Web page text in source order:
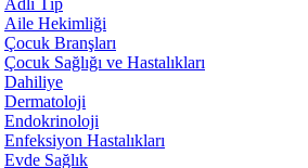
Aile Hekimliği
Çocuk Branşları
Çocuk Sağlığı ve Hastalıkları
Dahiliye
Dermatoloji
Endokrinoloji
Enfeksiyon Hastalıkları
Evde Sağlık